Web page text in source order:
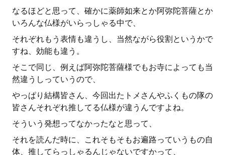
なるほどと思って、確かに薬師如来とか阿弥陀菩薩とか
いろんな仏様がいらっしゃる中で、
それぞれもう表情も違うし、当然ながら役割というかで
すね、効能も違う。
そこで同じ、例えば阿弥陀菩薩様でもお寺によっても当
然違うしっていうので、
やっぱり結構皆さん、今回出たトメさんやふくもの隊の
皆さんそれぞれ推してる仏様が違うんですよね。
そういう発想ってなかったなと思って、
それを読んだ時に、これそもそもお遍路っていうもの自
体、推してらっしゃるんじゃないですかって、